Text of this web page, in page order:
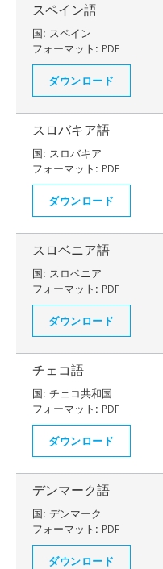
スペイン語
国: スペイン
フォーマット: PDF
ダウンロード
スロバキア語
国: スロバキア
フォーマット: PDF
ダウンロード
スロベニア語
国: スロベニア
フォーマット: PDF
ダウンロード
チェコ語
国: チェコ共和国
フォーマット: PDF
ダウンロード
デンマーク語
国: デンマーク
フォーマット: PDF
ダウンロード